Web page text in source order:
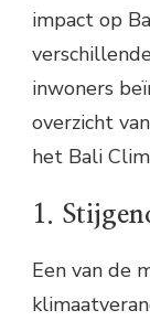
impact op
inwoners
overzicht
het Bali
1.
Een van de